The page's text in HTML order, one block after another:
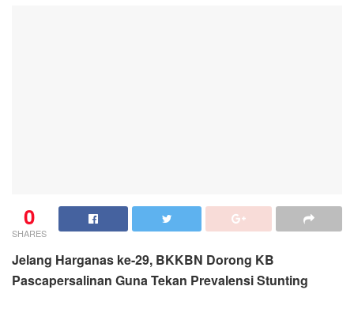
0
SHARES
Jelang Harganas ke-29, BKKBN Dorong KB
Pascapersalinan Guna Tekan Prevalensi Stunting